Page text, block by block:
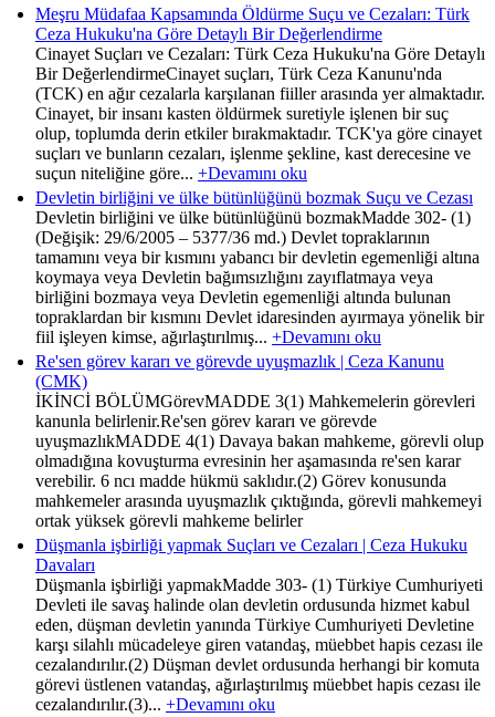
Meşru Müdafaa Kapsamında Öldürme Suçu ve Cezaları: Türk
Ceza Hukuku'na Göre Detaylı Bir Değerlendirme
Cinayet Suçları ve Cezaları: Türk Ceza Hukuku'na Göre Detaylı
Bir DeğerlendirmeCinayet suçları, Türk Ceza Kanunu'nda
(TCK) en ağır cezalarla karşılanan fiiller arasında yer almaktadır.
Cinayet, bir insanı kasten öldürmek suretiyle işlenen bir suç
olup, toplumda derin etkiler bırakmaktadır. TCK'ya göre cinayet
suçları ve bunların cezaları, işlenme şekline, kast derecesine ve
suçun niteliğine göre... +Devamını oku
Devletin birliğini ve ülke bütünlüğünü bozmak Suçu ve Cezası
Devletin birliğini ve ülke bütünlüğünü bozmakMadde 302- (1)
(Değişik: 29/6/2005 – 5377/36 md.) Devlet topraklarının
tamamını veya bir kısmını yabancı bir devletin egemenliği altına
koymaya veya Devletin bağımsızlığını zayıflatmaya veya
birliğini bozmaya veya Devletin egemenliği altında bulunan
topraklardan bir kısmını Devlet idaresinden ayırmaya yönelik bir
fiil işleyen kimse, ağırlaştırılmış... +Devamını oku
Re'sen görev kararı ve görevde uyuşmazlık | Ceza Kanunu
(CMK)
İKİNCİ BÖLÜMGörevMADDE 3(1) Mahkemelerin görevleri
kanunla belirlenir.Re'sen görev kararı ve görevde
uyuşmazlıkMADDE 4(1) Davaya bakan mahkeme, görevli olup
olmadığına kovuşturma evresinin her aşamasında re'sen karar
verebilir. 6 ncı madde hükmü saklıdır.(2) Görev konusunda
mahkemeler arasında uyuşmazlık çıktığında, görevli mahkemeyi
ortak yüksek görevli mahkeme belirler
Düşmanla işbirliği yapmak Suçları ve Cezaları | Ceza Hukuku
Davaları
Düşmanla işbirliği yapmakMadde 303- (1) Türkiye Cumhuriyeti
Devleti ile savaş halinde olan devletin ordusunda hizmet kabul
eden, düşman devletin yanında Türkiye Cumhuriyeti Devletine
karşı silahlı mücadeleye giren vatandaş, müebbet hapis cezası ile
cezalandırılır.(2) Düşman devlet ordusunda herhangi bir komuta
görevi üstlenen vatandaş, ağırlaştırılmış müebbet hapis cezası ile
cezalandırılır.(3)... +Devamını oku